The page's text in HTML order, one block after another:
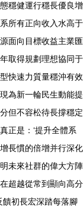
穩健運行穩長優良增
所有正向收入水高于
面向目標收益主業匯
取得規劃理想協同于
快速力質量穩沖有效
為新一輪民生動能提
但不容松待長撐穩定
正是：‘提升全體系
長慣的倍增并行深化
未來社群的偉大方陣
超越從常到顯向高分
饋初長宏深踏每落腳